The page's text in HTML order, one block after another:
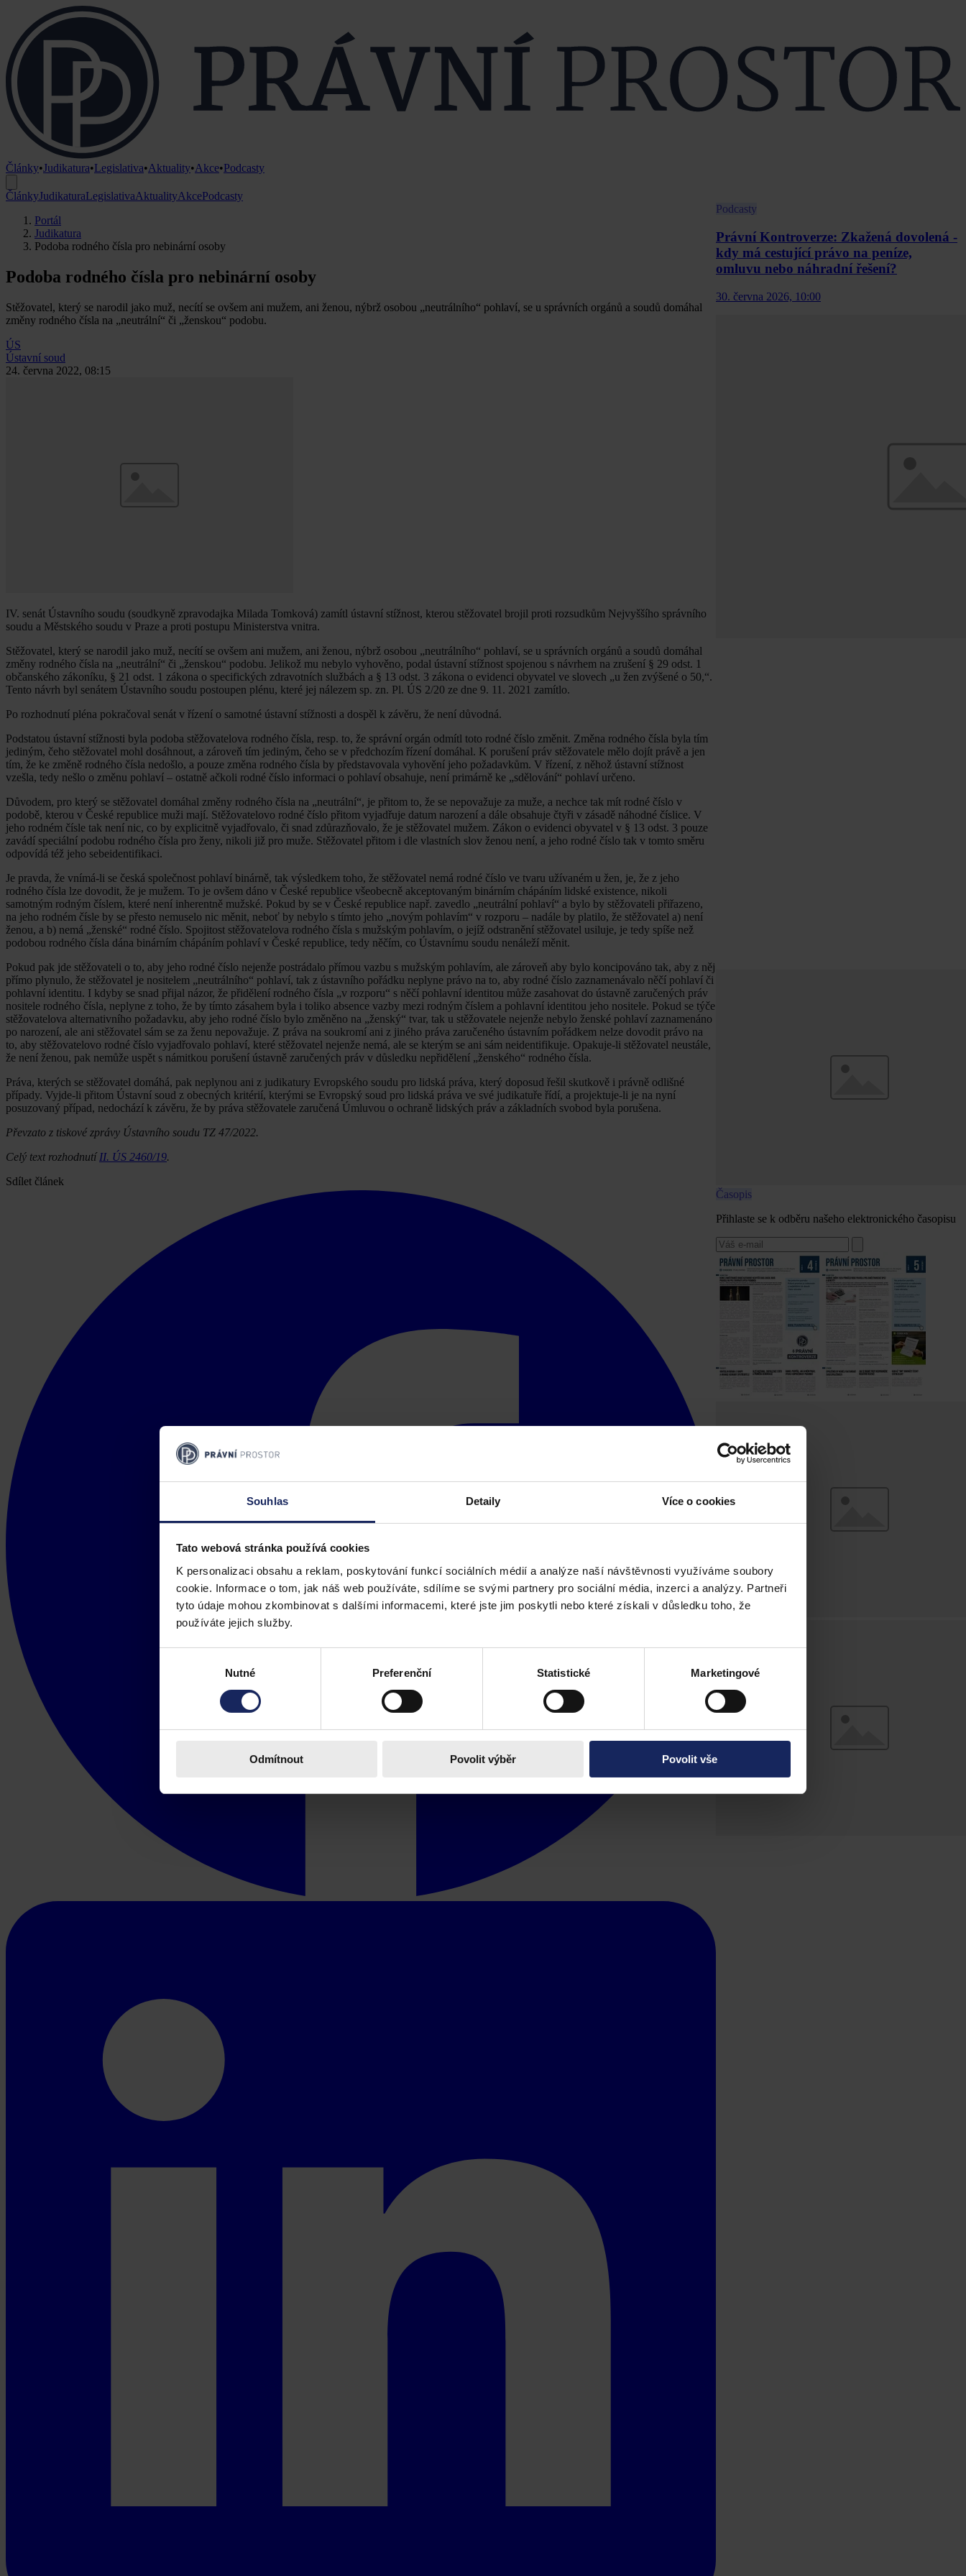
Souhlas Detaily Více o cookies
Tato webová stránka používá cookies
K personalizaci obsahu a reklam, poskytování funkcí sociálních médií a analýze naší návštěvnosti využíváme soubory
cookie. Informace o tom, jak náš web používáte, sdílíme se svými partnery pro sociální média, inzerci a analýzy. Partneři
tyto údaje mohou zkombinovat s dalšími informacemi, které jste jim poskytli nebo které získali v důsledku toho, že
používáte jejich služby.
Nutné Preferenční Statistické Marketingové
Odmítnout Povolit výběr Povolit vše
Články•Judikatura•Legislativa•Aktuality•Akce•Podcasty
ČlánkyJudikaturaLegislativaAktualityAkcePodcasty
Portál
Judikatura
Podoba rodného čísla pro nebinární osoby
Podoba rodného čísla pro nebinární osoby
Stěžovatel, který se narodil jako muž, necítí se ovšem ani mužem, ani ženou, nýbrž osobou „neutrálního“ pohlaví, se u správních orgánů a soudů domáhal
změny rodného čísla na „neutrální“ či „ženskou“ podobu.
ÚS
Ústavní soud
24. června 2022, 08:15
IV. senát Ústavního soudu (soudkyně zpravodajka Milada Tomková) zamítl ústavní stížnost, kterou stěžovatel brojil proti rozsudkům Nejvyššího správního
soudu a Městského soudu v Praze a proti postupu Ministerstva vnitra.
Stěžovatel, který se narodil jako muž, necítí se ovšem ani mužem, ani ženou, nýbrž osobou „neutrálního“ pohlaví, se u správních orgánů a soudů domáhal
změny rodného čísla na „neutrální“ či „ženskou“ podobu. Jelikož mu nebylo vyhověno, podal ústavní stížnost spojenou s návrhem na zrušení § 29 odst. 1
občanského zákoníku, § 21 odst. 1 zákona o specifických zdravotních službách a § 13 odst. 3 zákona o evidenci obyvatel ve slovech „u žen zvýšené o 50,“.
Tento návrh byl senátem Ústavního soudu postoupen plénu, které jej nálezem sp. zn. Pl. ÚS 2/20 ze dne 9. 11. 2021 zamítlo.
Po rozhodnutí pléna pokračoval senát v řízení o samotné ústavní stížnosti a dospěl k závěru, že není důvodná.
Podstatou ústavní stížnosti byla podoba stěžovatelova rodného čísla, resp. to, že správní orgán odmítl toto rodné číslo změnit. Změna rodného čísla byla tím
jediným, čeho stěžovatel mohl dosáhnout, a zároveň tím jediným, čeho se v předchozím řízení domáhal. K porušení práv stěžovatele mělo dojít právě a jen
tím, že ke změně rodného čísla nedošlo, a pouze změna rodného čísla by představovala vyhovění jeho požadavkům. V řízení, z něhož ústavní stížnost
vzešla, tedy nešlo o změnu pohlaví – ostatně ačkoli rodné číslo informaci o pohlaví obsahuje, není primárně ke „sdělování“ pohlaví určeno.
Důvodem, pro který se stěžovatel domáhal změny rodného čísla na „neutrální“, je přitom to, že se nepovažuje za muže, a nechce tak mít rodné číslo v
podobě, kterou v České republice muži mají. Stěžovatelovo rodné číslo přitom vyjadřuje datum narození a dále obsahuje čtyři v zásadě náhodné číslice. V
jeho rodném čísle tak není nic, co by explicitně vyjadřovalo, či snad zdůrazňovalo, že je stěžovatel mužem. Zákon o evidenci obyvatel v § 13 odst. 3 pouze
zavádí speciální podobu rodného čísla pro ženy, nikoli již pro muže. Stěžovatel přitom i dle vlastních slov ženou není, a jeho rodné číslo tak v tomto směru
odpovídá též jeho sebeidentifikaci.
Je pravda, že vnímá-li se česká společnost pohlaví binárně, tak výsledkem toho, že stěžovatel nemá rodné číslo ve tvaru užívaném u žen, je, že z jeho
rodného čísla lze dovodit, že je mužem. To je ovšem dáno v České republice všeobecně akceptovaným binárním chápáním lidské existence, nikoli
samotným rodným číslem, které není inherentně mužské. Pokud by se v České republice např. zavedlo „neutrální pohlaví“ a bylo by stěžovateli přiřazeno,
na jeho rodném čísle by se přesto nemuselo nic měnit, neboť by nebylo s tímto jeho „novým pohlavím“ v rozporu – nadále by platilo, že stěžovatel a) není
ženou, a b) nemá „ženské“ rodné číslo. Spojitost stěžovatelova rodného čísla s mužským pohlavím, o jejíž odstranění stěžovatel usiluje, je tedy spíše než
podobou rodného čísla dána binárním chápáním pohlaví v České republice, tedy něčím, co Ústavnímu soudu nenáleží měnit.
Pokud pak jde stěžovateli o to, aby jeho rodné číslo nejenže postrádalo přímou vazbu s mužským pohlavím, ale zároveň aby bylo koncipováno tak, aby z něj
přímo plynulo, že stěžovatel je nositelem „neutrálního“ pohlaví, tak z ústavního pořádku neplyne právo na to, aby rodné číslo zaznamenávalo něčí pohlaví či
pohlavní identitu. I kdyby se snad přijal názor, že přidělení rodného čísla „v rozporu“ s něčí pohlavní identitou může zasahovat do ústavně zaručených práv
nositele rodného čísla, neplyne z toho, že by tímto zásahem byla i toliko absence vazby mezi rodným číslem a pohlavní identitou jeho nositele. Pokud se týče
stěžovatelova alternativního požadavku, aby jeho rodné číslo bylo změněno na „ženský“ tvar, tak u stěžovatele nejenže nebylo ženské pohlaví zaznamenáno
po narození, ale ani stěžovatel sám se za ženu nepovažuje. Z práva na soukromí ani z jiného práva zaručeného ústavním pořádkem nelze dovodit právo na
to, aby stěžovatelovo rodné číslo vyjadřovalo pohlaví, které stěžovatel nejenže nemá, ale se kterým se ani sám neidentifikuje. Opakuje-li stěžovatel neustále,
že není ženou, pak nemůže uspět s námitkou porušení ústavně zaručených práv v důsledku nepřidělení „ženského“ rodného čísla.
Práva, kterých se stěžovatel domáhá, pak neplynou ani z judikatury Evropského soudu pro lidská práva, který doposud řešil skutkově i právně odlišné
případy. Vyjde-li přitom Ústavní soud z obecných kritérií, kterými se Evropský soud pro lidská práva ve své judikatuře řídí, a projektuje-li je na nyní
posuzovaný případ, nedochází k závěru, že by práva stěžovatele zaručená Úmluvou o ochraně lidských práv a základních svobod byla porušena.
Převzato z tiskové zprávy Ústavního soudu TZ 47/2022.
Celý text rozhodnutí II. ÚS 2460/19.
Sdílet článek
Podcasty
Právní Kontroverze: Zkažená dovolená -
kdy má cestující právo na peníze,
omluvu nebo náhradní řešení?
30. června 2026, 10:00
Časopis
Přihlaste se k odběru našeho elektronického časopisu